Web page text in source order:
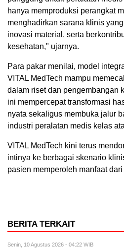
hanya memproduksi perangkat
menghadirkan sarana klinis
inovasi material, serta
kesehatan," ujarnya.
Para pakar menilai, model
VITAL MedTech mampu
dalam riset dan pengembangan
ini mempercepat transformasi
nyata sekaligus membuka jalur
industri peralatan medis kelas
VITAL MedTech kini terus
intinya ke berbagai skenario
pasien memperoleh manfaat
BERITA TERKAIT
Senin, 10 Agustus 2026 - 04:22 WIB